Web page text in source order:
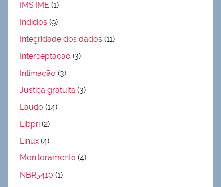
IMS IME (1)
Indícios (9)
Integridade dos dados (11)
Interceptação (3)
Intimação (3)
Justiça gratuita (3)
Laudo (14)
Libpri (2)
Linux (4)
Monitoramento (4)
NBR5410 (1)